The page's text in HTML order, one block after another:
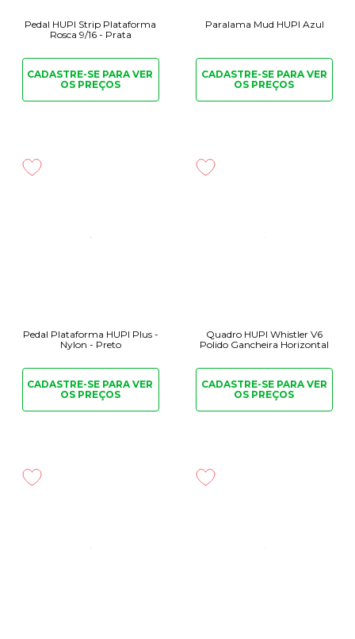
Pedal HUPI Strip Plataforma
Rosca 9/16 - Prata
CADASTRE-SE PARA VER
OS PREÇOS
Paralama Mud HUPI Azul
CADASTRE-SE PARAVER
OS PREÇOS
Pedal Plataforma HUPI Plus -
Nylon - Preto
CADASTRE-SE PARA VER
OS PREÇOS
Quadro HUPI Whistler V6
Polido Gancheira Horizontal
CADASTRE-SE PARAVER
OS PREÇOS